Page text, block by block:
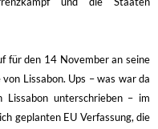
für den 14 November an seine
Lissabon. Ups – was war da
unterschrieben – im
geplanten EU Verfassung, die